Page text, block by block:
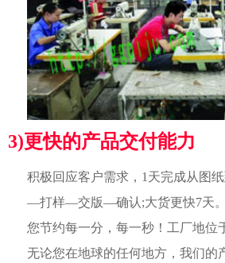
3)更快的产品交付能力
积极回应客户需求，1天完成从图
—打样—交版—确认;大货更快7天
您节约每一分，每一秒！工厂地位
无论您在地球的任何地方，我们的